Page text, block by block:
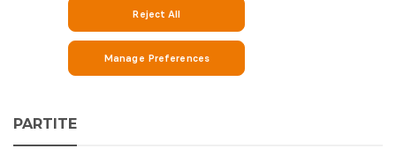
PARTITE